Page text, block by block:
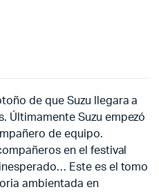
de que Suzu llegara a
Últimamente Suzu empezó
de equipo.
en el festival
Este es el tomo
ambientada en